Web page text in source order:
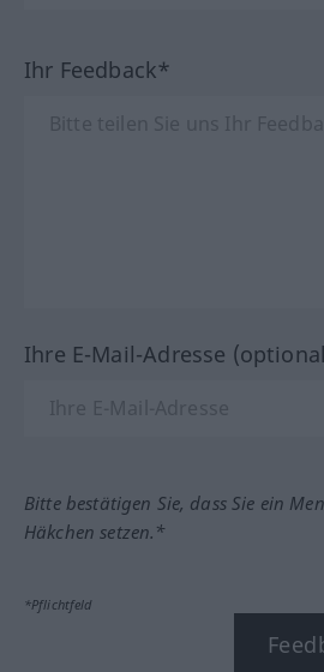
Ihr Feedback*
Ihre E-Mail-Adresse
Bitte bestätigen Sie, dass Sie ein
Häkchen setzen.*
*Pflichtfeld